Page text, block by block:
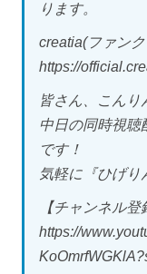
ります。
creatia(ファン
https://
皆さん、こんり
中日の同時視聴
です！
気軽に『ひげり
【チャンネル登
https://